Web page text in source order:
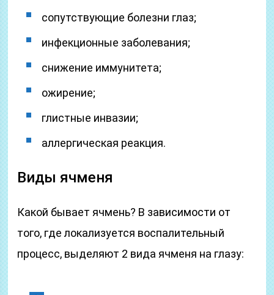
сопутствующие болезни глаз;
инфекционные заболевания;
снижение иммунитета;
ожирение;
глистные инвазии;
аллергическая реакция.
Виды ячменя
Какой бывает ячмень? В зависимости от
того, где локализуется воспалительный
процесс, выделяют 2 вида ячменя на глазу: